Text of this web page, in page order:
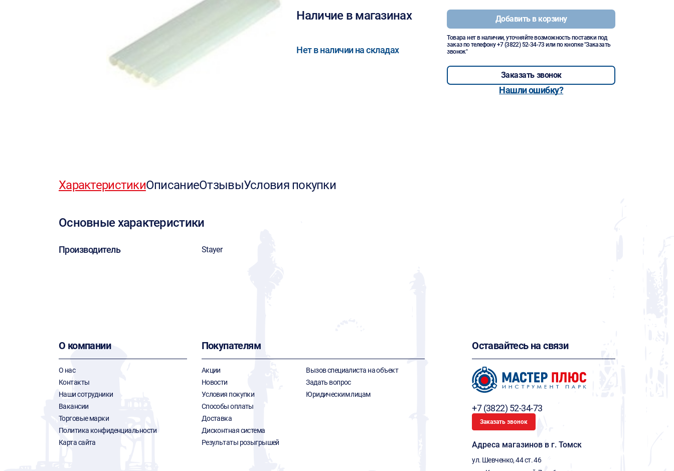
Наличие в магазинах
Нет в наличии на складах
Добавить в корзину
Товара нет в наличии, уточняйте возможность поставки под
заказ по телефону+7 (3822) 52-34-73 или по кнопке "Заказать
звонок"
Заказать звонок
Нашли ошибку?
ХарактеристикиОписаниеОтзывыУсловия покупки
Основные характеристики
Производитель Stayer
О компании
О нас
Контакты
Наши сотрудники
Вакансии
Торговые марки
Политика конфиденциальности
Карта сайта
Покупателям
Акции
Новости
Условия покупки
Способы оплаты
Доставка
Дисконтная система
Результаты розыгрышей
Вызов специалиста на объект
Задать вопрос
Юридическим лицам
Оставайтесь на связи
+7 (3822) 52-34-73
Заказать звонок
Адреса магазинов в г. Томск
ул. Шевченко, 44 ст. 46